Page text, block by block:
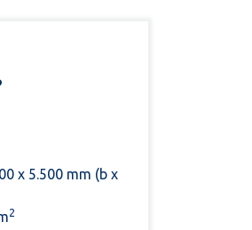
x 5.500 mm (b x
2